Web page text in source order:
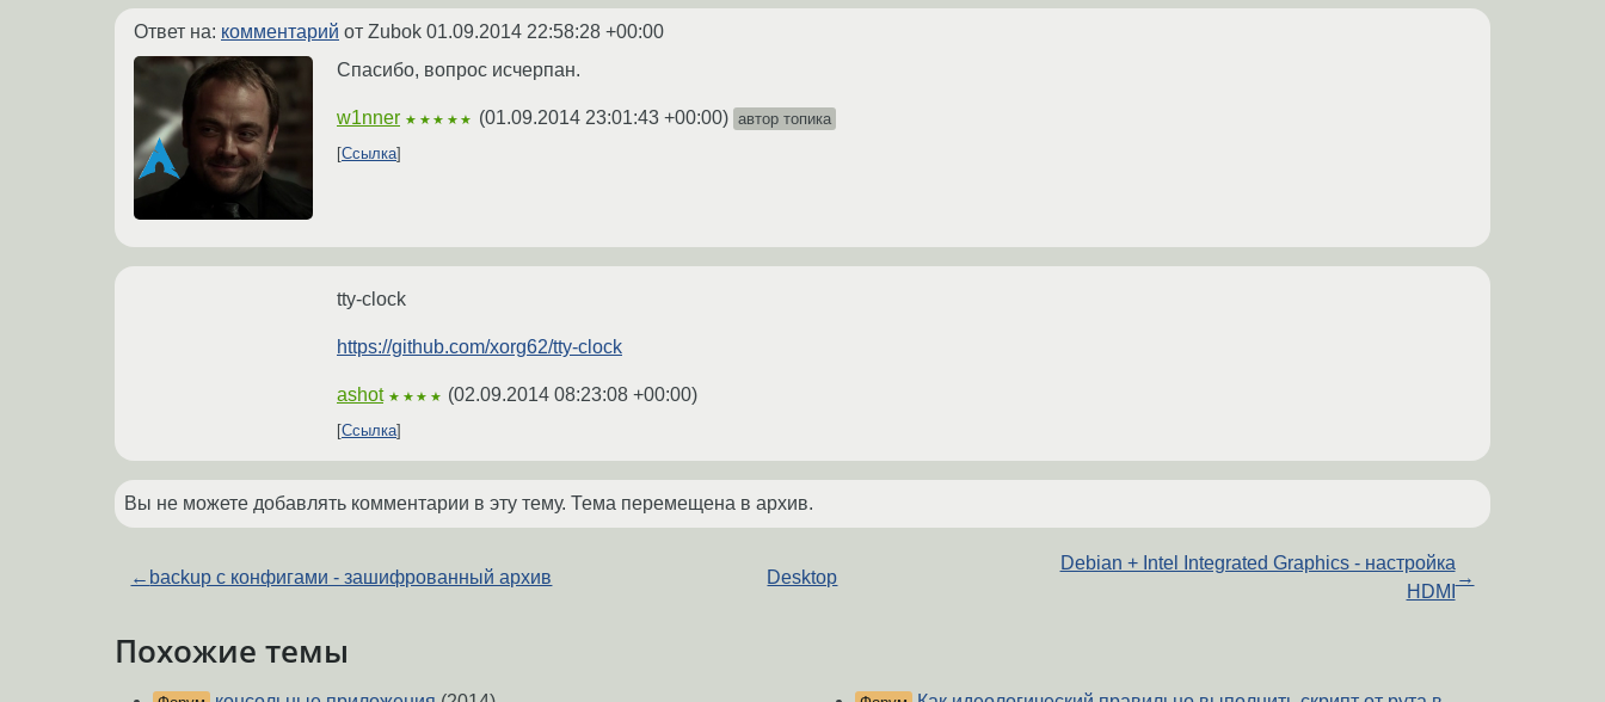
Ответ на: комментарий от Zubok 01.09.2014 22:58:28 +00:00
Спасибо, вопрос исчерпан.
w1nner ★★★★★ (01.09.2014 23:01:43 +00:00) автор топика
Ссылка
tty-clock
https://github.com/xorg62/tty-clock
ashot ★★★★ (02.09.2014 08:23:08 +00:00)
Ссылка
Вы не можете добавлять комментарии в эту тему. Тема перемещена в архив.
← backup с конфигами - зашифрованный архив Desktop
Debian + Intel Integrated Graphics - настройка
HDMI
→
Похожие темы